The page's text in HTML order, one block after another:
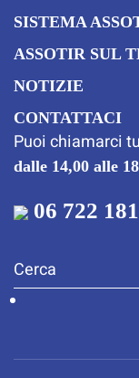
SISTEMA
ASSOTIR SUL
NOTIZIE
CONTATTACI
Puoi chiamarci
dalle 14,00 alle
06 722